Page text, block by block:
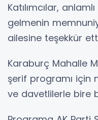
Katılımcılar,
gelmenin
ailesine teşekkür
Karaburç Mahalle
şerif programı için
ve davetlilerle bire